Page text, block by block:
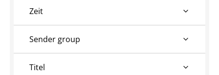
Zeit
Sender group
Titel